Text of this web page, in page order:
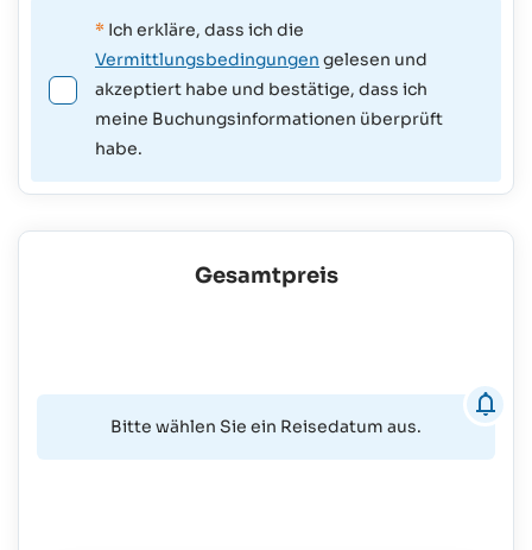
* Ich erkläre, dass ich die
Vermittlungsbedingungen gelesen und
akzeptiert habe und bestätige, dass ich
meine Buchungsinformationen überprüft
habe.
Gesamtpreis
Bitte wählen Sie ein Reisedatum aus.